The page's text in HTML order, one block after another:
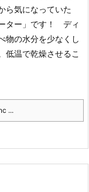
ら気になっていた
ター」です！
ディ
物の水分を少なくし
低温で乾燥させるこ
...